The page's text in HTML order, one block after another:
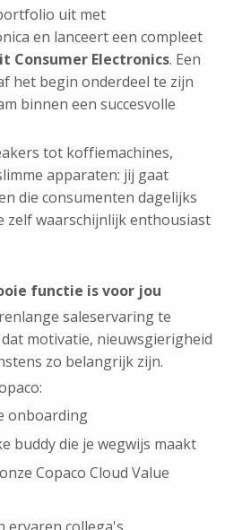
uit met
en lanceert een compleet
Consumer Electronics. Een
het begin onderdeel te zijn
binnen een succesvolle
tot koffiemachines,
apparaten: jij gaat
die consumenten dagelijks
zelf waarschijnlijk enthousiast
functie is voor jou
saleservaring te
motivatie, nieuwsgierigheid
zo belangrijk zijn.
onboarding
buddy die je wegwijs maakt
Copaco Cloud Value